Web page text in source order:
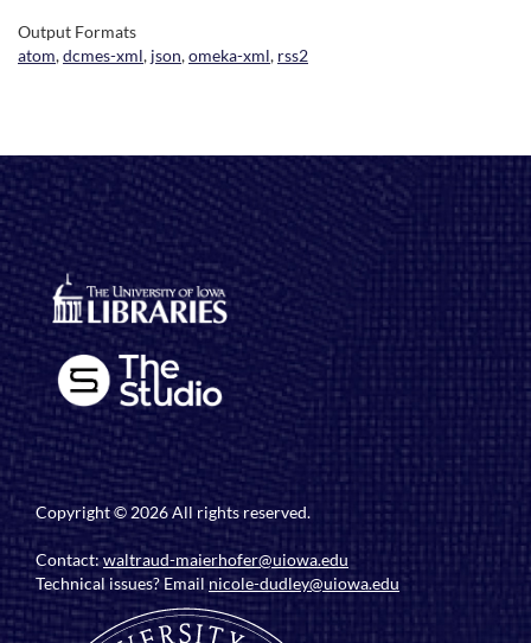
Output Formats
atom,dcmes-xml, json,omeka-xml, rss2
Copyright © 2026 All rights reserved.
Contact:waltraud-maierhofer@uiowa.edu
Technical issues? Email nicole-dudley@uiowa.edu